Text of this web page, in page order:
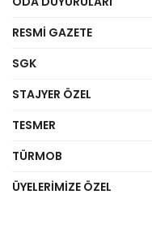
RESMI GAZETE
SGK
STAJYER ÖZEL
TESMER
TÜRMOB
ÜYELERIMIZE ÖZEL